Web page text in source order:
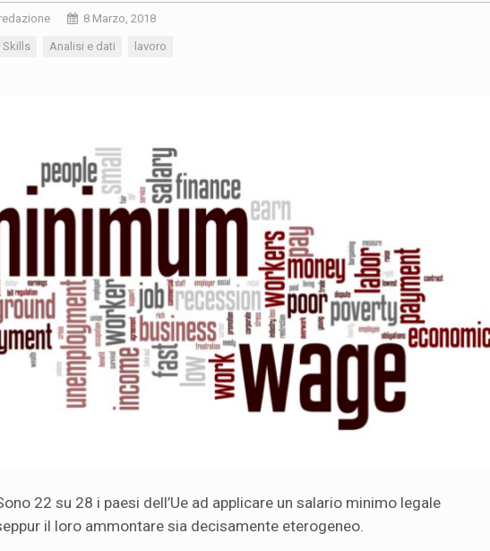
8 Marzo, 2018
Analisi e dati lavoro
22 su 28 i paesi dell’Ue ad applicare un salario minimo legale
il loro ammontare sia decisamente eterogeneo.